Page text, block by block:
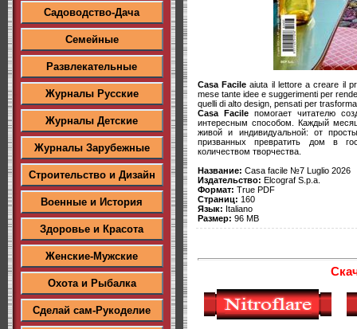
Садоводство-Дача
Семейные
Развлекательные
Журналы Русские
Журналы Детские
Журналы Зарубежные
Строительство и Дизайн
Военные и История
Здоровье и Красота
Женские-Мужские
Охота и Рыбалка
Сделай сам-Рукоделие
Casa Facile aiuta il lettore a creare il
mese tante idee e suggerimenti per
quelli di alto design, pensati per
Casa Facile помогает читателю
интересным способом. Каждый
живой и индивидуальной: от
призванных превратить дом в
количеством творчества.
Название: Casa facile №7 Luglio 2026
Издательство: Elcograf S.p.a.
Формат: True PDF
Страниц: 160
Язык: Italiano
Размер: 96 MB